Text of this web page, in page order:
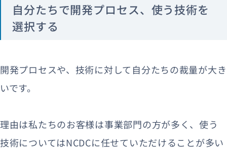
自分たちで開発プロセス、使う技術を
選択する
開発プロセスや、技術に対して自分たちの裁量が大き
いです。
理由は私たちのお客様は事業部門の方が多く、使う
技術についてはNCDCに任せていただけることが多い